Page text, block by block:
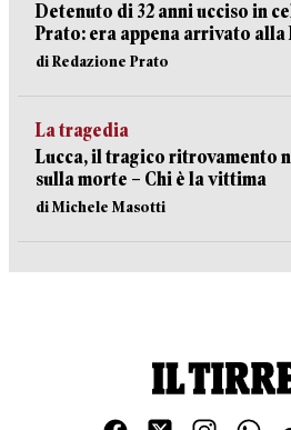
Detenuto di 32 anni ucciso in
Prato: era appena arrivato alla
di Redazione Prato
La tragedia
Lucca, il tragico ritrovamento
sulla morte – Chi è la vittima
di Michele Masotti